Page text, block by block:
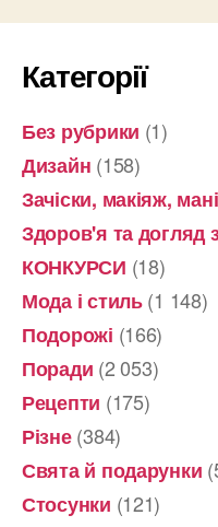
Категорії
Без рубрики (1)
Дизайн (158)
Зачіски, макіяж,
Здоров'я та догляд
КОНКУРСИ (18)
Мода і стиль(1 148)
Подорожі (166)
Поради (2 053)
Рецепти (175)
Різне(384)
Свята й подарунки
Стосунки (121)